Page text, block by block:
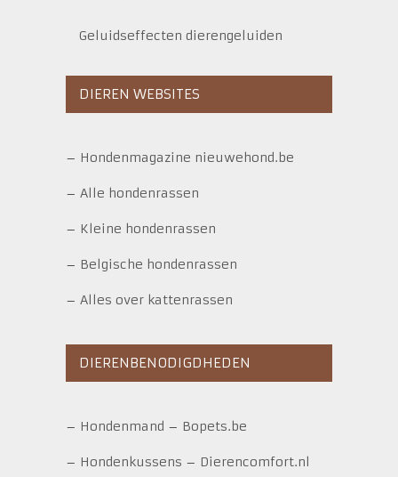
Geluidseffecten dierengeluiden
DIEREN WEBSITES
– Hondenmagazine nieuwehond.be
– Alle hondenrassen
– Kleine hondenrassen
– Belgische hondenrassen
– Alles over kattenrassen
DIERENBENODIGDHEDEN
– Hondenmand – Bopets.be
– Hondenkussens – Dierencomfort.nl